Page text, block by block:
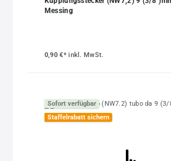
Messing
0,90 €*inkl. MwSt.
Sofort verfügbar
Staffelrabatt sichern